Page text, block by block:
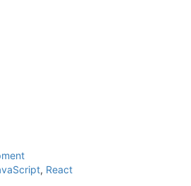
, React